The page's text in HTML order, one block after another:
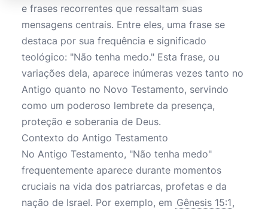
e frases recorrentes que ressaltam suas
mensagens centrais. Entre eles, uma frase se
destaca por sua frequência e significado
teológico: "Não tenha medo." Esta frase, ou
variações dela, aparece inúmeras vezes tanto no
Antigo quanto no Novo Testamento, servindo
como um poderoso lembrete da presença,
proteção e soberania de Deus.
Contexto do Antigo Testamento
No Antigo Testamento, "Não tenha medo"
frequentemente aparece durante momentos
cruciais na vida dos patriarcas, profetas e da
nação de Israel. Por exemplo, em Gênesis 15:1,